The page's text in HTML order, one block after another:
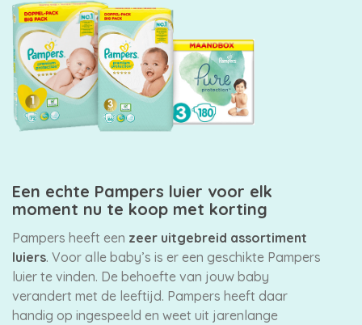
Een echte Pampers luier voor elk
moment nu te koop met korting
Pampers heeft een zeer uitgebreid assortiment
luiers. Voor alle baby’s is er een geschikte Pampers
luier te vinden. De behoefte van jouw baby
verandert met de leeftijd. Pampers heeft daar
handig op ingespeeld en weet uit jarenlange